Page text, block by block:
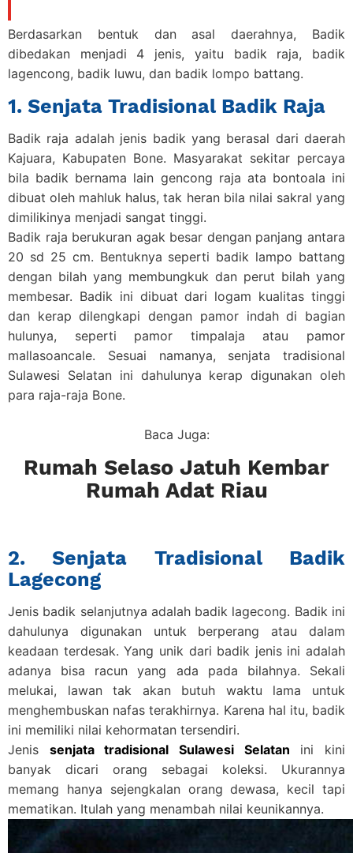
Berdasarkan bentuk dan asal daerahnya, Badik
dibedakan menjadi 4 jenis, yaitu badik raja, badik
lagencong, badik luwu, dan badik lompo battang.
1. Senjata Tradisional Badik Raja
Badik raja adalah jenis badik yang berasal dari daerah
Kajuara, Kabupaten Bone. Masyarakat sekitar percaya
bila badik bernama lain gencong raja ata bontoala ini
dibuat oleh mahluk halus, tak heran bila nilai sakral yang
dimilikinya menjadi sangat tinggi.
Badik raja berukuran agak besar dengan panjang antara
20 sd 25 cm. Bentuknya seperti badik lampo battang
dengan bilah yang membungkuk dan perut bilah yang
membesar. Badik ini dibuat dari logam kualitas tinggi
dan kerap dilengkapi dengan pamor indah di bagian
hulunya, seperti pamor timpalaja atau pamor
mallasoancale. Sesuai namanya, senjata tradisional
Sulawesi Selatan ini dahulunya kerap digunakan oleh
para raja-raja Bone.
Baca Juga:
Rumah Selaso Jatuh Kembar
Rumah Adat Riau
2. Senjata Tradisional Badik
Lagecong
Jenis badik selanjutnya adalah badik lagecong. Badik ini
dahulunya digunakan untuk berperang atau dalam
keadaan terdesak. Yang unik dari badik jenis ini adalah
adanya bisa racun yang ada pada bilahnya. Sekali
melukai, lawan tak akan butuh waktu lama untuk
menghembuskan nafas terakhirnya. Karena hal itu, badik
ini memiliki nilai kehormatan tersendiri.
Jenis senjata tradisional Sulawesi Selatan ini kini
banyak dicari orang sebagai koleksi. Ukurannya
memang hanya sejengkalan orang dewasa, kecil tapi
mematikan. Itulah yang menambah nilai keunikannya.